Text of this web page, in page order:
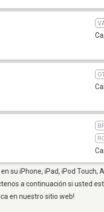
su iPhone, iPad, iPod
a continuación si usted
en nuestro sitio web!